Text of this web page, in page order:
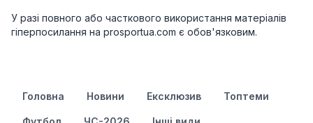
У разі повного або часткового використання матеріалів
гіперпосилання на prosportua.com є обов'язковим.
Головна Новини Ексклюзив Топтеми